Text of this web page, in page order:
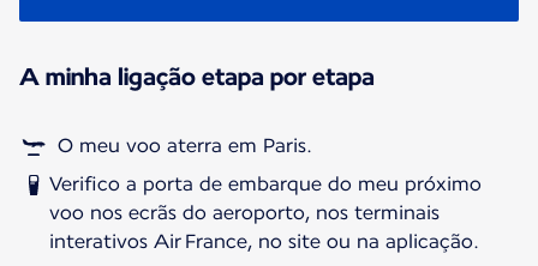
A minha ligação etapa por etapa
O meu voo aterra em Paris.
Verifico a porta de embarque do meu próximo
voo nos ecrãs do aeroporto, nos terminais
interativos Air France, no site ou na aplicação.